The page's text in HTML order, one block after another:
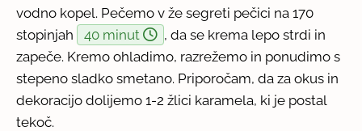
vodno kopel. Pečemo v že segreti pečici na 170
stopinjah
40 minut
, da se krema lepo strdi in
zapeče. Kremo ohladimo, razrežemo in ponudimo s
stepeno sladko smetano. Priporočam, da za okus in
dekoracijo dolijemo 1-2 žlici karamela, ki je postal
tekoč.